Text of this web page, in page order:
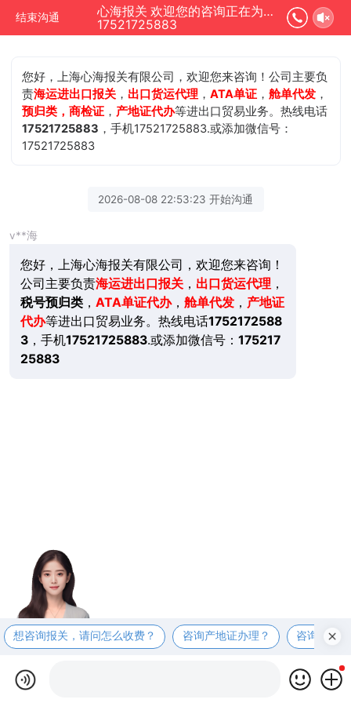
结束沟通
心海报关 欢迎您的咨询正在为您服务
17521725883
您好，上海心海报关有限公司，欢迎您来咨询！公司主要负
责海运进出口报关 ， 出口货运代理 ，ATA单证 ，舱单代发 ，
预归类，商检证 ， 产地证代办等进出口贸易业务。热线电话
17521725883 ，手机17521725883.或添加微信号：
17521725883
2026-08-08 22:53:23 开始沟通
v**海
您好，上海心海报关有限公司，欢迎您来咨询！
公司主要负责海运进出口报关， 出口货运代理 ，
税号预归类， ATA单证代办， 舱单代发， 产地证
代办等进出口贸易业务。热线电话1752172588
3，手机17521725883.或添加微信号： 175217
25883
想咨询报关，请问怎么收费？ 咨询产地证办理？ 咨询商检